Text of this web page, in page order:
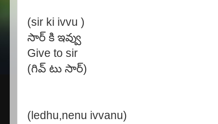
(sir ki ivvu )
సార్ కి ఇవ్వు
Give to sir
(గివ్ టు సార్)
(ledhu,nenu ivvanu)